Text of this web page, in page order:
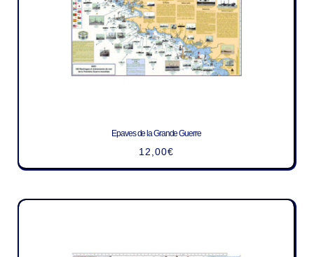
Epaves de la Grande Guerre
12,00€